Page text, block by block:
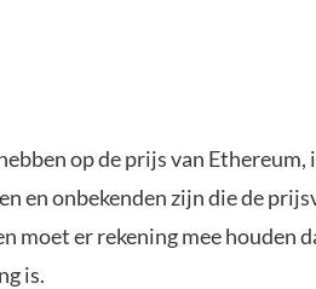
op de prijs van Ethereum,
en onbekenden zijn die de
moet er rekening mee houden
is.